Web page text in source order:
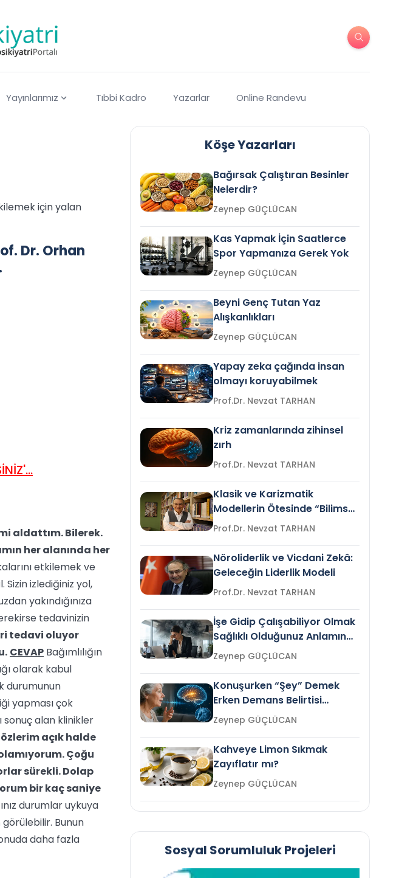
Yayınlarımız Tıbbi Kadro Yazarlar Online Randevu
için yalan
Dr. Orhan
aldattım. Bilerek.
her alanında her
etkilemek ve
izlediğiniz yol,
yakındığınıza
tedavinizin
tedavi oluyor
CEVAP Bağımlılığın
olarak kabul
durumunun
yapması çok
sonuç alan klinikler
açık halde
Çoğu
sürekli. Dolap
bir kaç saniye
durumlar uykuya
Bunun
daha fazla
Köşe Yazarları
Bağırsak Çalıştıran Besinler
Nelerdir?
Zeynep GÜÇLÜCAN
Kas Yapmak İçin Saatlerce
Spor Yapmanıza Gerek Yok
Zeynep GÜÇLÜCAN
Beyni Genç Tutan Yaz
Alışkanlıkları
Zeynep GÜÇLÜCAN
Yapay zeka çağında insan
olmayı koruyabilmek
Prof.Dr. Nevzat TARHAN
Kriz zamanlarında zihinsel
zırh
Prof.Dr. Nevzat TARHAN
Klasik ve Karizmatik
Modellerin Ötesinde “Bilimsel
Liderlik”
Prof.Dr. Nevzat TARHAN
Nöroliderlik ve Vicdani Zekâ:
Geleceğin Liderlik Modeli
Prof.Dr. Nevzat TARHAN
İşe Gidip Çalışabiliyor Olmak
Sağlıklı Olduğunuz Anlamına
Gelir mi?Zeynep GÜÇLÜCAN
Konuşurken “Şey” Demek
Erken Demans Belirtisi
Olabilir mi?Zeynep GÜÇLÜCAN
Kahveye Limon Sıkmak
Zayıflatır mı?
Zeynep GÜÇLÜCAN
Sosyal Sorumluluk Projeleri